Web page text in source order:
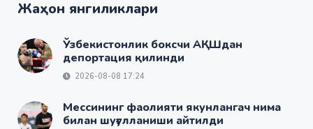
Жаҳон янгиликлари
Ўзбекистонлик боксчи АҚШдан
депортация қилинди
2026-08-08 17:24
Мессининг фаолияти якунлангач нима
билан шуғулланиши айтилди